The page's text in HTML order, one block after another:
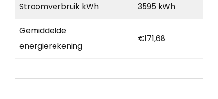
Stroomverbruik kWh 3595 kWh
Gemiddelde
energierekening
€171,68